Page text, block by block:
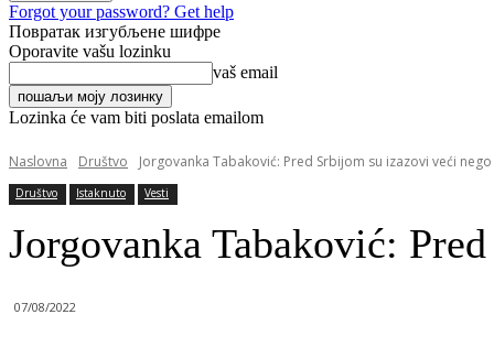
Forgot your password? Get help
Повратак изгубљене шифре
Oporavite vašu lozinku
vaš email
Lozinka će vam biti poslata emailom
Naslovna Društvo Jorgovanka Tabaković: Pred Srbijom su izazovi veći
Društvo Istaknuto Vesti
Jorgovanka Tabaković:
07/08/2022